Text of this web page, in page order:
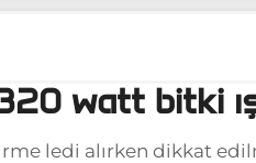
watt bitki
ledi alırken dikkat